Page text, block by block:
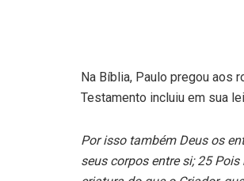
Na Bíblia, Paulo pregou aos
Testamento incluiu em sua
Por isso também Deus os
seus corpos entre si; 25